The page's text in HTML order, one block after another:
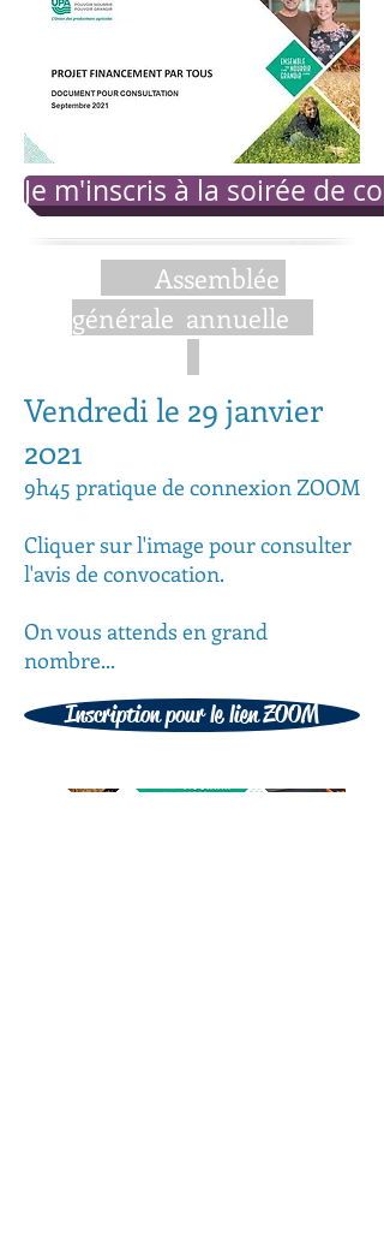
Je m'inscris à la soirée de
Assemblée
générale annuelle
Vendredi le 29 janvier
2021
9h45 pratique de connexion ZOOM
Cliquer sur l'image pour consulter
l'avis de convocation.
On vous attends en grand
nombre...
Inscription pour le lien ZOOM